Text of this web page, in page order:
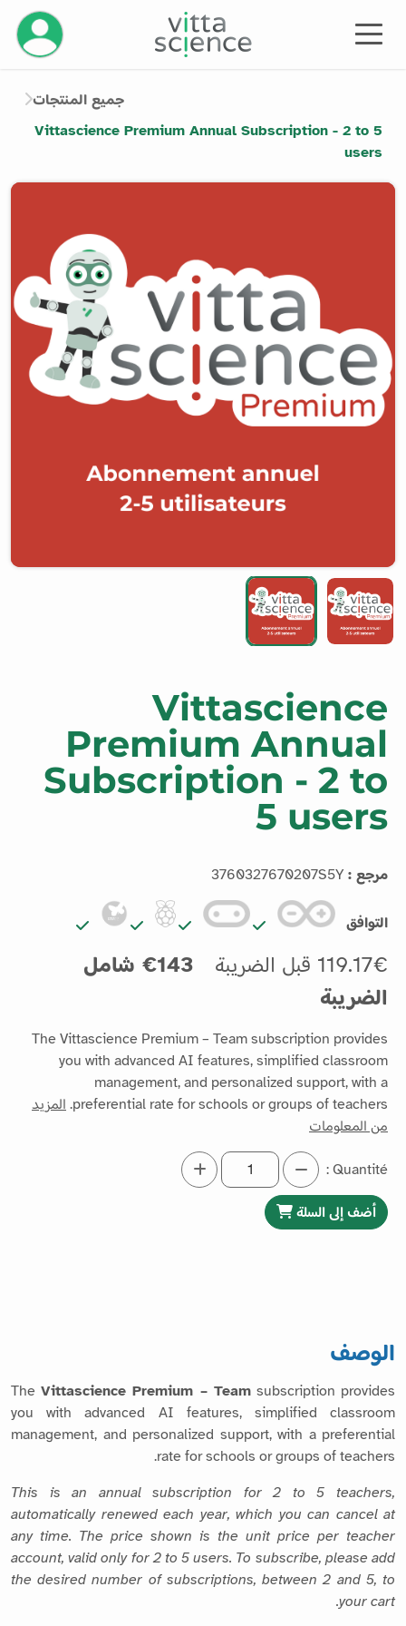
إدارة
جميع المنتجات
Vittascience Premium Annual Subscription - 2 to 5
users
Product image slider
Vittascience
Premium Annual
Subscription - 2 to
5 users
مرجع :
التوافق
119.17€ قبل الضريبة
143€ شامل
الضريبة
The Vittascience Premium – Team subscription provides
you with advanced AI features, simplified classroom
management, and personalized support, with a
preferential rate for schools or groups of teachers. المزيد
من المعلومات
Quantité :
أضف إلى السلة
الوصف
TheVittascience Premium – Teamsubscription provides
you with advanced AI features, simplified classroom
management, and personalized support, with a preferential
rate for schools or groups of teachers.
This is an annual subscription for 2 to 5 teachers,
automatically renewed each year, which you can cancel at
any time. The price shown is the unit price per teacher
account, valid only for 2 to 5 users. To subscribe, please add
the desired number of subscriptions, between 2 and 5, to
your cart.